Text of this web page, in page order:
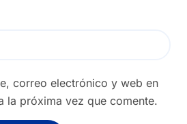
correo electrónico y web en
la próxima vez que comente.